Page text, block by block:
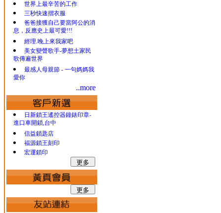
世界上最辛苦的工作
三秒快速摺衣服
爸爸接獲自己要當阿公的消
息，反應史上最可愛!!!
經理.晚上來我家吧
美女變聲歌手-夢想土家民
歌傳遍世界
最感人母親節 - 一句媽媽我
愛你
..more
日新鎖王遙控器鐘錶印章-
進口車開鎖,台中
信益鎖匙店
福源鎖王刻印
宏運鎖印